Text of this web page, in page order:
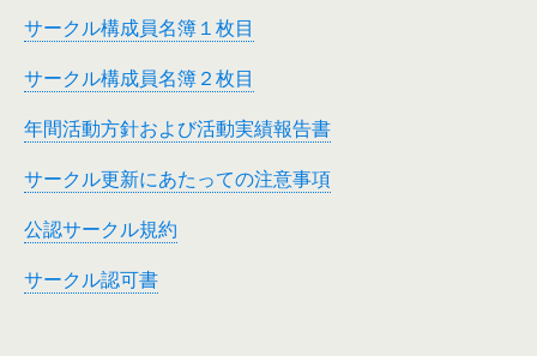
サークル構成員名簿１枚目
サークル構成員名簿２枚目
年間活動方針および活動実績報告書
サークル更新にあたっての注意事項
公認サークル規約
サークル認可書